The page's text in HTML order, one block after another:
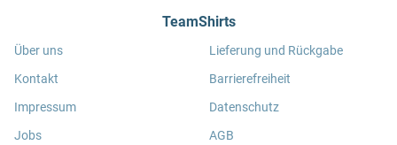
TeamShirts
Über uns
Kontakt
Impressum
Jobs
Lieferung und Rückgabe
Barrierefreiheit
Datenschutz
AGB